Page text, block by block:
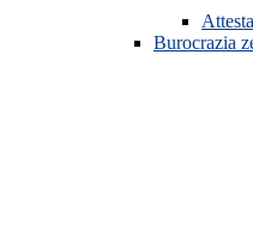
Burocrazia